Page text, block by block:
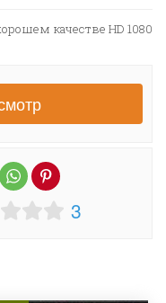
качестве HD 1080
3